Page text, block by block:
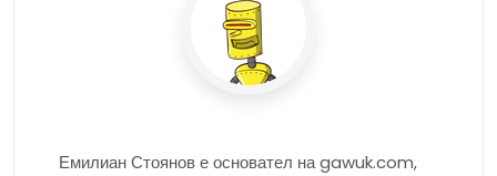
Емилиан Стоянов е основател на gawuk.com,